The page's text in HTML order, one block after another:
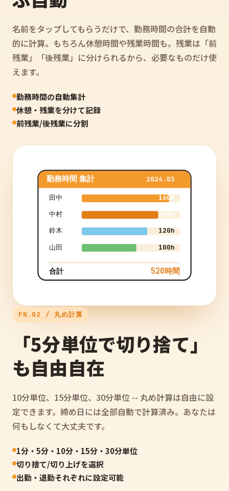
名前をタップしてもらうだけで、勤務時間の合計を自動
的に計算。もちろん休憩時間や残業時間も。残業は「前
残業」「後残業」に分けられるから、必要なものだけ使
えます。
勤務時間の自動集計
休憩・残業を分けて記録
前残業/後残業に分割
勤務時間 集計 2024.03
田中
160h
中村
140h
鈴木
120h
山田
100h
合計 520時間
FN.02 / 丸め計算
「5分単位で切り捨て」
も自由自在
10分単位、15分単位、30分単位 -- 丸め計算は自由に設
定できます。締め日には全部自動で計算済み。あなたは
何もしなくて大丈夫です。
1分・5分・10分・15分・30分単位
切り捨て/切り上げを選択
出勤・退勤それぞれに設定可能